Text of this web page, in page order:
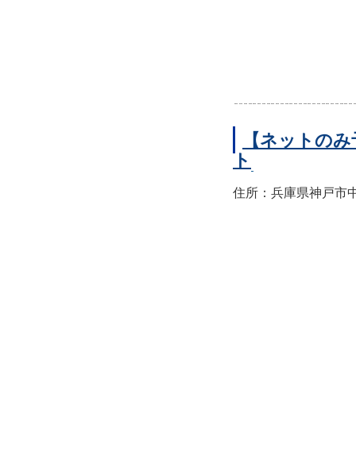
【ネットの
ト
住所：兵庫県神戸市